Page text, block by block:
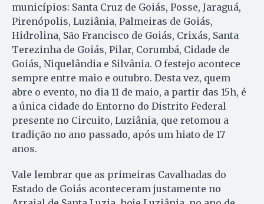
municípios: Santa Cruz de Goiás, Posse, Jaraguá,
Pirenópolis, Luziânia, Palmeiras de Goiás,
Hidrolina, São Francisco de Goiás, Crixás, Santa
Terezinha de Goiás, Pilar, Corumbá, Cidade de
Goiás, Niquelândia e Silvânia. O festejo acontece
sempre entre maio e outubro. Desta vez, quem
abre o evento, no dia 11 de maio, a partir das 15h, é
a única cidade do Entorno do Distrito Federal
presente no Circuito, Luziânia, que retomou a
tradição no ano passado, após um hiato de 17
anos.
Vale lembrar que as primeiras Cavalhadas do
Estado de Goiás aconteceram justamente no